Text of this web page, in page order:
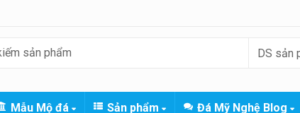
Mẫu Mộ đá Sản phẩm Đá Mỹ Nghệ Blog